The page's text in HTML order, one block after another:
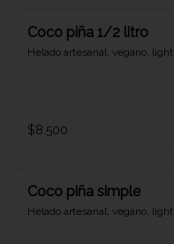
Coco piña 1/2 litro
Helado artesanal, vegano, light
$8.500
Coco piña simple
Helado artesanal, vegano, light